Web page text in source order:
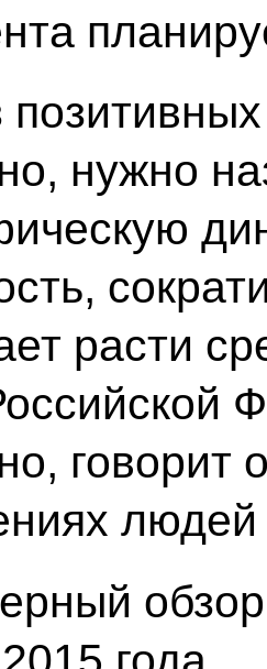
нужно
расти
говорит
обзор